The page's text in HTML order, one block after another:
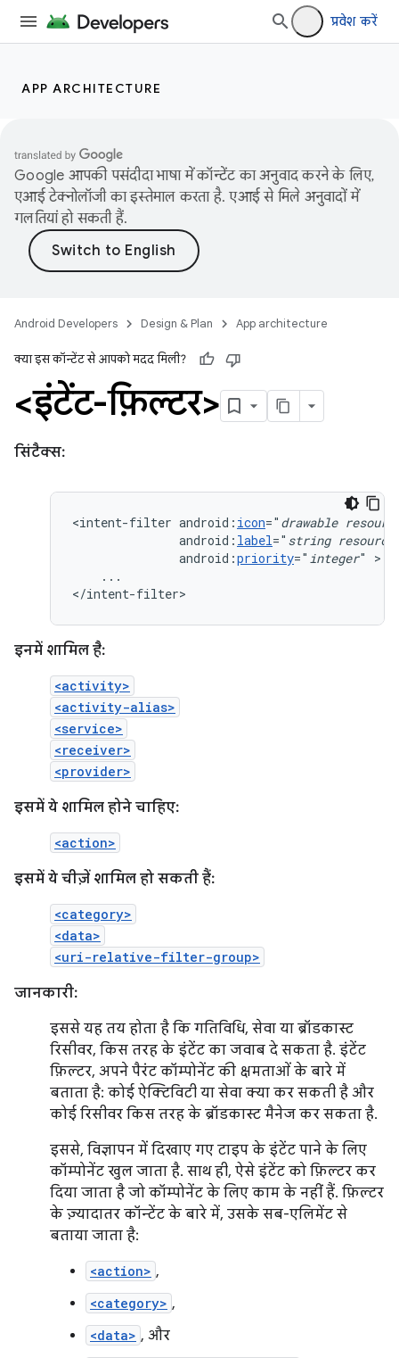
प्रवेश करें
APP ARCHITECTURE
Google आपकी पसंदीदा भाषा में कॉन्टेंट का अनुवाद करने के लिए,
एआई टेक्नोलॉजी का इस्तेमाल करता है. एआई से मिले अनुवादों में
गलतियां हो सकती हैं.
Android Developers Design & Plan App architecture
क्या इस कॉन्टेंट से आपको मदद मिली?
<इंटेंट-फ़िल्टर>
सिंटैक्स:
<intent-filter android: icon=" drawable
android: label=" string resource
android:priority=" integer"
...
</intent-filter>
इनमें शामिल है:
<activity>
<activity-alias>
<service>
<receiver>
<provider>
इसमें ये शामिल होने चाहिए:
<action>
इसमें ये चीज़ें शामिल हो सकती हैं:
<category>
<data>
<uri-relative-filter-group>
जानकारी:
इससे यह तय होता है कि गतिविधि, सेवा या ब्रॉडकास्ट
रिसीवर, किस तरह के इंटेंट का जवाब दे सकता है. इंटेंट
फ़िल्टर, अपने पैरंट कॉम्पोनेंट की क्षमताओं के बारे में
बताता है: कोई ऐक्टिविटी या सेवा क्या कर सकती है और
कोई रिसीवर किस तरह के ब्रॉडकास्ट मैनेज कर सकता है.
इससे, विज्ञापन में दिखाए गए टाइप के इंटेंट पाने के लिए
कॉम्पोनेंट खुल जाता है. साथ ही, ऐसे इंटेंट को फ़िल्टर कर
दिया जाता है जो कॉम्पोनेंट के लिए काम के नहीं हैं. फ़िल्टर
के ज़्यादातर कॉन्टेंट के बारे में, उसके सब-एलिमेंट से
बताया जाता है:
<action> ,
<category> ,
<data> , और